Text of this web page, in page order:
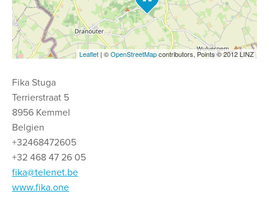
Leaflet | ©OpenStreetMapcontributors, Points © 2012 LINZ
Fika Stuga
Terrierstraat 5
8956 Kemmel
Belgien
+32468472605
+32 468 47 26 05
fika@telenet.be
www.fika.one